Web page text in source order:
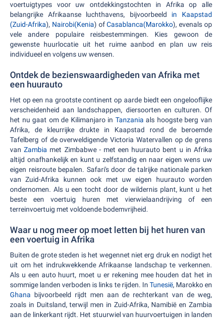
voertuigtypes voor uw ontdekkingstochten in Afrika op alle
belangrijke Afrikaanse luchthavens, bijvoorbeeld in Kaapstad
(Zuid-Afrika), Nairobi(Kenia) ofCasablanca(Marokko), evenals op
vele andere populaire reisbestemmingen. Kies gewoon de
gewenste huurlocatie uit het ruime aanbod en plan uw reis
individueel en volgens uw wensen.
Ontdek de bezienswaardigheden van Afrika met
een huurauto
Het op een na grootste continent op aarde biedt een ongelooflijke
verscheidenheid aan landschappen, diersoorten en culturen. Of
het nu gaat om de Kilimanjaro in Tanzania als hoogste berg van
Afrika, de kleurrijke drukte in Kaapstad rond de beroemde
Tafelberg of de overweldigende Victoria Watervallen op de grens
vanZambia met Zimbabwe - met een huurauto bent u in Afrika
altijd onafhankelijk en kunt u zelfstandig en naar eigen wens uw
eigen reisroute bepalen. Safari's door de talrijke nationale parken
van Zuid-Afrika kunnen ook met uw eigen huurauto worden
ondernomen. Als u een tocht door de wildernis plant, kunt u het
beste een voertuig huren met vierwielaandrijving of een
terreinvoertuig met voldoende bodemvrijheid.
Waar u nog meer op moet letten bij het huren van
een voertuig in Afrika
Buiten de grote steden is het wegennet niet erg druk en nodigt het
uit om het indrukwekkende Afrikaanse landschap te verkennen.
Als u een auto huurt, moet u er rekening mee houden dat het in
sommige landen verboden is links te rijden. In Tunesië, Marokko en
Ghana bijvoorbeeld rijdt men aan de rechterkant van de weg,
zoals in Duitsland, terwijl men in Zuid-Afrika, Namibië en Zambia
aan de linkerkant rijdt. Het stuurwiel van huurvoertuigen in landen